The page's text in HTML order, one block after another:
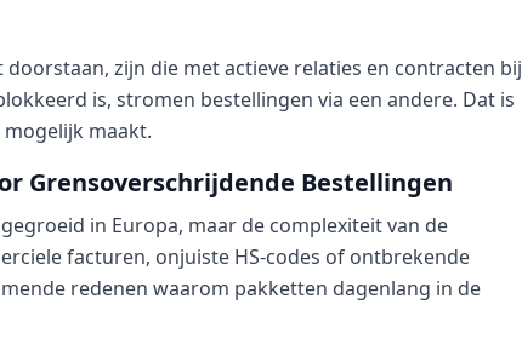
zijn die met actieve relaties en contracten bij
is, stromen bestellingen via een andere. Dat is
maakt.
Grensoverschrijdende Bestellingen
in Europa, maar de complexiteit van de
facturen, onjuiste HS-codes of ontbrekende
redenen waarom pakketten dagenlang in de